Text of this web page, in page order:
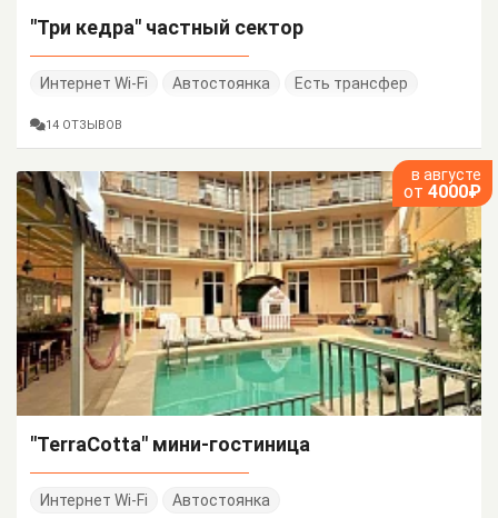
"Три кедра" частный сектор
Интернет Wi-Fi Автостоянка Есть трансфер
14 ОТЗЫВОВ
в августе
от 4000₽
"TerraCotta" мини-гостиница
Интернет Wi-Fi
Автостоянка